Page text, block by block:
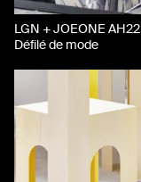
LGN + JOEONE AH22
Défilé de mode